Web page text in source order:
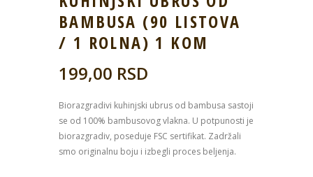
BAMBUSA (90 LISTOVA
/ 1 ROLNA) 1 KOM
199,00 RSD
Biorazgradivi kuhinjski ubrus od bambusa sastoji
se od 100% bambusovog vlakna. U potpunosti je
biorazgradiv, poseduje FSC sertifikat. Zadržali
smo originalnu boju i izbegli proces beljenja.